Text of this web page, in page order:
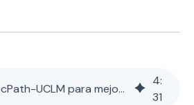
Convenio DocPath-UCLM para mejorar la empleabilidad en Informática
4:
31